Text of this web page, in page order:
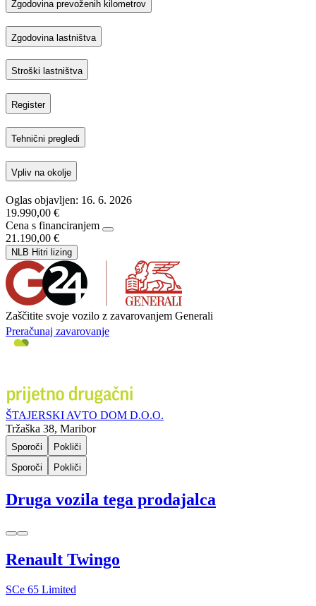
Zgodovina prevoženih kilometrov
Zgodovina lastništva
Stroški lastništva
Register
Tehnični pregledi
Vpliv na okolje
Oglas objavljen: 16. 6. 2026
19.990,00 €
Cena s financiranjem
21.190,00 €
NLB Hitri lizing
Zaščitite svoje vozilo z zavarovanjem Generali
Preračunaj zavarovanje
ŠTAJERSKI AVTO DOM D.O.O.
Tržaška 38, Maribor
Sporoči
Pokliči
Sporoči
Pokliči
Druga vozila tega prodajalca
Renault Twingo
SCe 65 Limited